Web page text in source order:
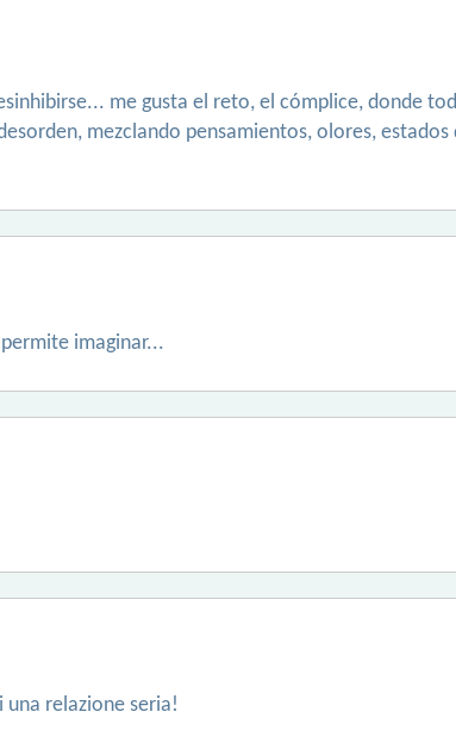
me gusta el reto, el cómplice, donde
mezclando pensamientos, olores, estados
imaginar...
relazione seria!